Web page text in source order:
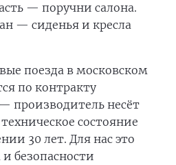
— поручни салона.
— сиденья и кресла
поезда в московском
по контракту
производитель несёт
состояние
30 лет. Для нас это
безопасности